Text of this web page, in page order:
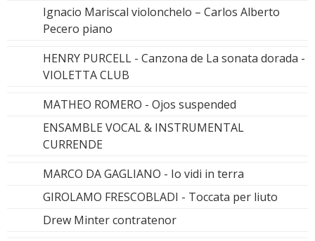
Ignacio Mariscal violonchelo – Carlos Alberto
Pecero piano
HENRY PURCELL - Canzona de La sonata dorada -
VIOLETTA CLUB
MATHEO ROMERO - Ojos suspended
ENSAMBLE VOCAL & INSTRUMENTAL
CURRENDE
MARCO DA GAGLIANO - Io vidi in terra
GIROLAMO FRESCOBLADI - Toccata per liuto
Drew Minter contratenor